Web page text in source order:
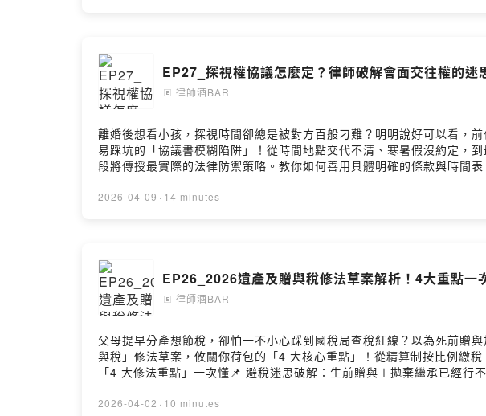
EP27_探視權協議怎麼定？律師破解會面交往權的迷
🄴 律師酒BAR
離婚後想看小孩，探視時間卻總是被對方百般刁難？明明說好可以看，
易踩坑的「協議書模糊陷阱」！從時間地點交代不清、寒暑假沒約定，
段將傳授最實際的法律防禦策略。教你如何善用具體明確的條款與時間
告訴我你對這一集的想法歡迎來信與我們聯繫：
2026-04-09 · 14 minutes
EP26_2026遺產及贈與稅修法草案解析！4大重點一
🄴 律師酒BAR
父母提早分產想節稅，卻怕一不小心踩到國稅局查稅紅線？以為死前贈
與稅」修法草案，攸關你荷包的「4 大核心重點」！從精算制按比例繳
「4 大修法重點」一次懂📌 避稅迷思破解：生前贈與＋拋棄繼承已經
尋🔍律師酒BarApple Podcast：https://reurl.cc/qY3dNnSpotify：
2026-04-02 · 10 minutes